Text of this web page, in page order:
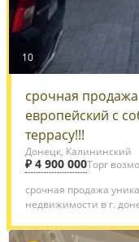
10
срочная
европейский с
террасу!!!
Донецк, Калининский
₽ 4 900 000Торг
срочная продажа
недвижимости в г.